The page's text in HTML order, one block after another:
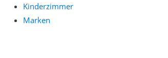
Kinderzimmer
Marken